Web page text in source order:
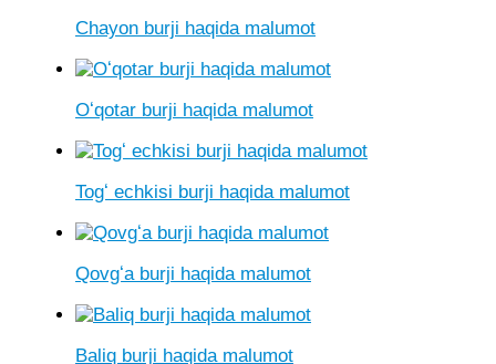
Chayon burji haqida malumot
Oʻqotar burji haqida malumot
Togʻ echkisi burji haqida malumot
Qovgʻa burji haqida malumot
Baliq burji haqida malumot